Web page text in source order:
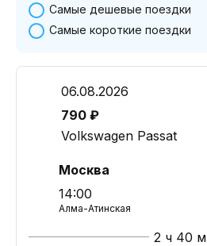
Самые дешевые поездки
Самые короткие поездки
06.08.2026
790 ₽
Volkswagen Passat
Москва
14:00
Алма-Атинская
2 ч 40 м